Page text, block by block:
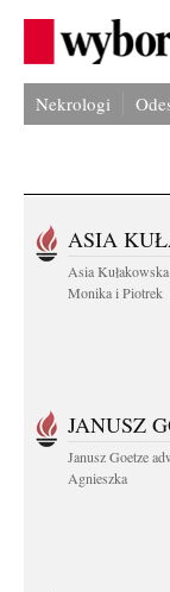
Nekrologi
ASIA
Asia
Monika i Piotrek
JANUSZ
Janusz Goetze
Agnieszka